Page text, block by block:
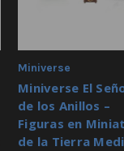
Miniverse
Miniverse El
de los Anillos –
Figuras en
de la Tierra